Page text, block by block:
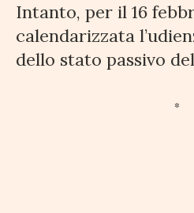
Intanto, per il 16
calendarizzata
dello stato passivo
*